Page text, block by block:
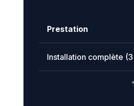
Prestation
Installation complète